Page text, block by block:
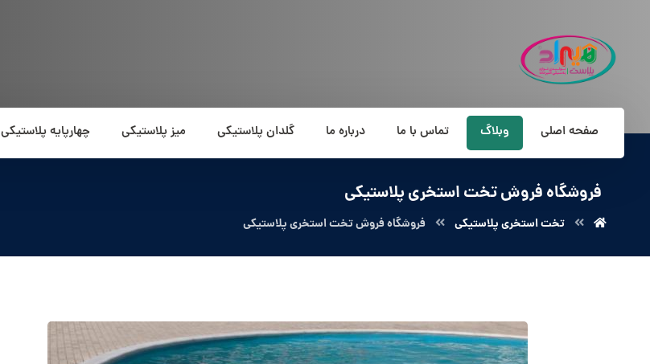
صفحه اصلی وبلاگ تماس با ما درباره ما گلدان پلاستیکی میز پلاستیکی چهارپایه پلاستیکی
فروشگاه فروش تخت استخری پلاستیکی
تخت استخری پلاستیکی فروشگاه فروش تخت استخری پلاستیکی